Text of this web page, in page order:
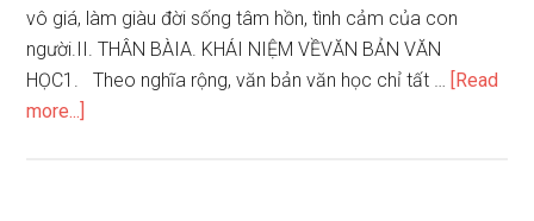
vô giá, làm giàu đời sống tâm hồn, tình cảm của con
người.II. THÂN BÀIA. KHÁI NIỆM VỀVĂN BẢN VĂN
HỌC1. Theo nghĩa rộng, văn bản văn học chỉ tất … [Read
more...]